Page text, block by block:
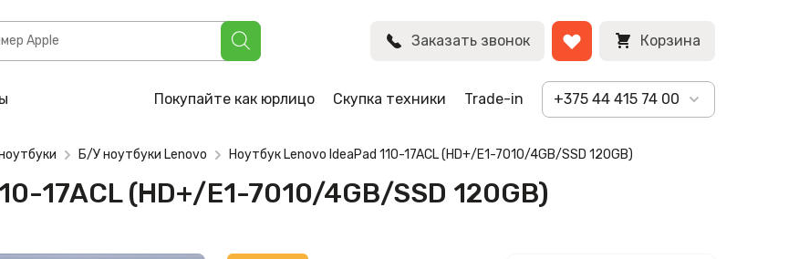
Заказать звонок Корзина
Покупайте как юрлицо Скупка техники Trade-in +375 44 415 74 00
E1-7010/4GB/SSD 120GB)
BYN
Б/У ноутбуки Lenovo Ноутбук Lenovo IdeaPad 110-17ACL (HD+/E1-7010/4GB/SSD 120GB)
17ACL (HD+/E1-7010/4GB/SSD 120GB)